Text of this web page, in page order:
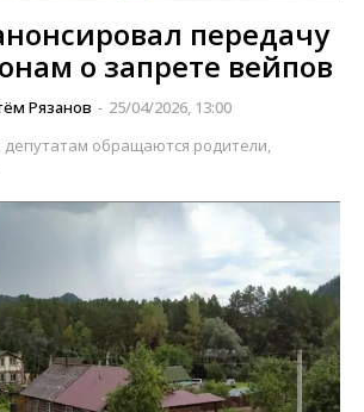
передачу
о запрете вейпов
Рязанов - 25/04/2026, 13:00